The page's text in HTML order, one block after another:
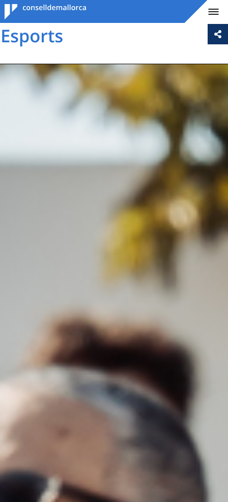
Consell de
Mallorca